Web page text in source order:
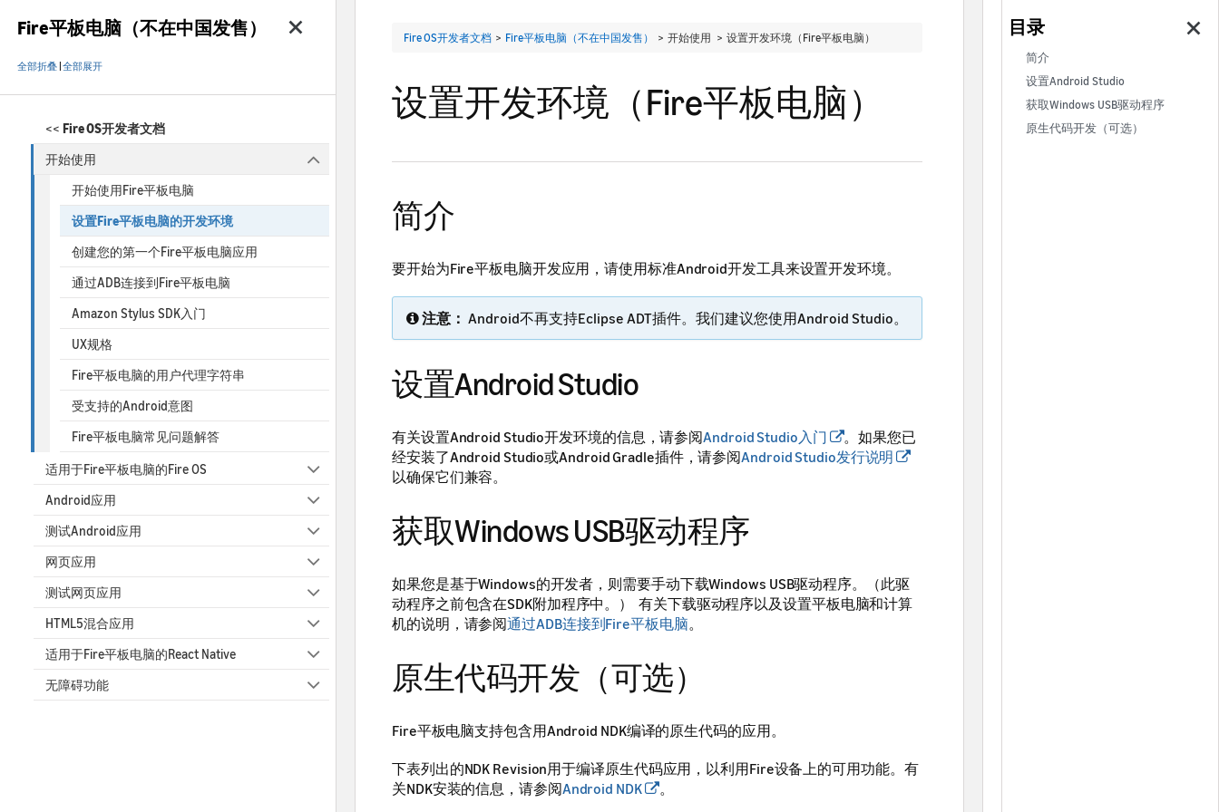
Fire平板电脑（不在中国发售）
全部折叠|全部展开
<< Fire OS开发者文档
开始使用
开始使用Fire平板电脑
设置Fire平板电脑的开发环境
创建您的第一个Fire平板电脑应用
通过ADB连接到Fire平板电脑
Amazon Stylus SDK入门
UX规格
Fire平板电脑的用户代理字符串
受支持的Android意图
Fire平板电脑常见问题解答
适用于Fire平板电脑的Fire OS
Android应用
测试Android应用
网页应用
测试网页应用
HTML5混合应用
适用于Fire平板电脑的React Native
无障碍功能
Fire OS开发者文档 > Fire平板电脑（不在中国发售） > 开始使用 > 设置开发环境（Fire平板电脑）
设置开发环境（Fire平板电脑）
简介
要开始为Fire平板电脑开发应用，请使用标准Android开发工具来设置开发环境。
注意： Android不再支持Eclipse ADT插件。我们建议您使用Android Studio。
设置Android Studio
有关设置Android Studio开发环境的信息，请参阅Android Studio入门
。如果您已
经安装了Android Studio或Android Gradle插件，请参阅Android Studio发行说明
以确保它们兼容。
获取Windows USB驱动程序
如果您是基于Windows的开发者，则需要手动下载Windows USB驱动程序。（此驱
动程序之前包含在SDK附加程序中。） 有关下载驱动程序以及设置平板电脑和计算
机的说明，请参阅通过ADB连接到Fire平板电脑。
原生代码开发（可选）
Fire平板电脑支持包含用Android NDK编译的原生代码的应用。
下表列出的NDK Revision用于编译原生代码应用，以利用Fire设备上的可用功能。有
关NDK安装的信息，请参阅Android NDK 。
简介
设置Android Studio
获取Windows USB驱动程序
原生代码开发（可选）